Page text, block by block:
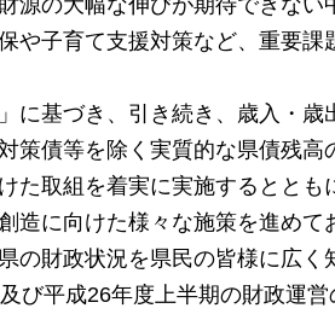
や子育て支援対策など、重要
に基づき、引き続き、歳入・
策債等を除く実質的な県債残
た取組を着実に実施するとと
造に向けた様々な施策を進めて
の財政状況を県民の皆様に広
び平成26年度上半期の財政運営